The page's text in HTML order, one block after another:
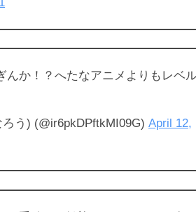
か！？へたなアニメよりもレベ
う) (@ir6pkDPftkMI09G) April 12,